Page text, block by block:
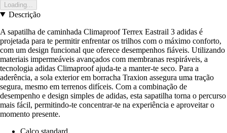
Loading...
Descrição
A sapatilha de caminhada Climaproof Terrex Eastrail 3 adidas é
projetada para te permitir enfrentar os trilhos com o máximo conforto,
com um design funcional que oferece desempenhos fiáveis. Utilizando
materiais impermeáveis avançados com membranas respiráveis, a
tecnologia adidas Climaproof ajuda-te a manter-te seco. Para a
aderência, a sola exterior em borracha Traxion assegura uma tração
segura, mesmo em terrenos difíceis. Com a combinação de
desempenho e design simples de adidas, esta sapatilha torna o percurso
mais fácil, permitindo-te concentrar-te na experiência e aproveitar o
momento presente.
Calço standard.